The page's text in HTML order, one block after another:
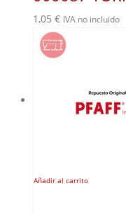
1,05 € IVA no incluido
Añadir al carrito